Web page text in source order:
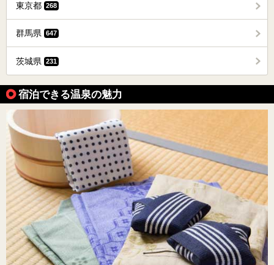
東京都 268
群馬県 647
茨城県 231
宿泊できる温泉の魅力